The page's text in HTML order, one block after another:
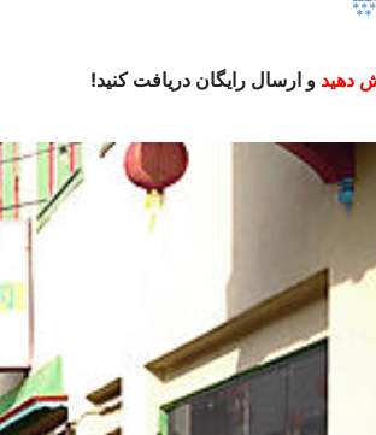
دهید و ارسال رایگان دریافت کنید!